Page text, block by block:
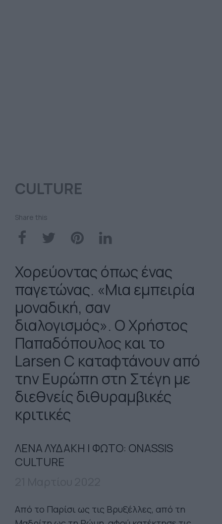
CULTURE
Share this
Χορεύοντας όπως ένας
παγετώνας. «Μια εμπειρία
μοναδική, σαν
διαλογισμός». Ο Χρήστος
Παπαδόπουλος και το
Larsen C καταφτάνουν από
την Ευρώπη στη Στέγη με
διεθνείς διθυραμβικές
κριτικές
ΛΕΝΑ ΛΥΔΑΚΗ | ΦΩΤΟ: ONASSIS
CULTURE
Από το Παρίσι ως τις Βρυξέλλες, από τη